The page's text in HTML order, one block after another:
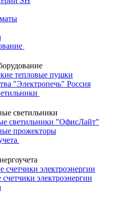
тепловые пушки
"Электропечь" Россия
светильники
светильники "ОфисЛайт"
прожекторы
счетчики электроэнергии
электроэнергии